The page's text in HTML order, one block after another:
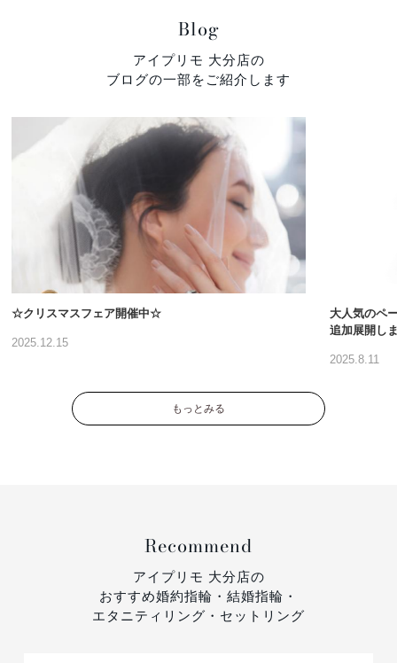
Blog
アイプリモ 大分店の
ブログの一部をご紹介します
☆クリスマスフェア開催中☆
2025.12.15
大人気のペ
追加展開し
2025.8.11
もっとみる
Recommend
アイプリモ 大分店の
おすすめ婚約指輪・結婚指輪・
エタニティリング・セットリング